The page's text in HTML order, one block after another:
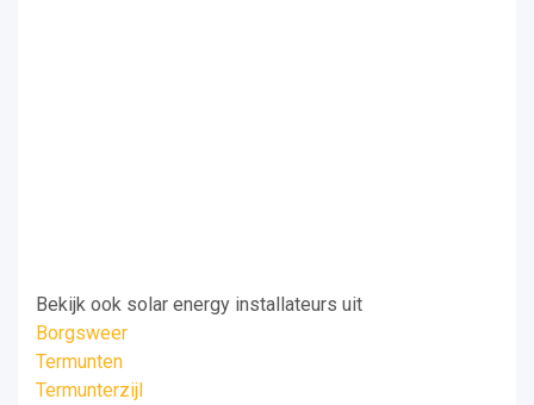
Bekijk ook solar energy installateurs uit
Borgsweer
Termunten
Termunterzijl